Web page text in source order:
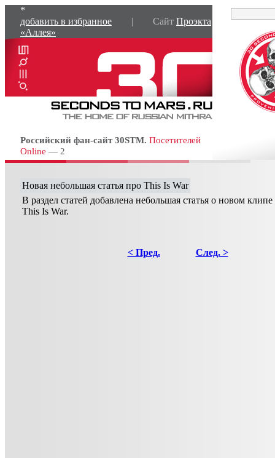
*
добавить в избранное
| Сайт Проэкта
«Аллея»
Российский фан-сайт 30STM. Посетителей
Online — 2
Новая небольшая статья про This Is War
В раздел статей добавлена небольшая статья о новом
This Is War.
< Пред. След. >